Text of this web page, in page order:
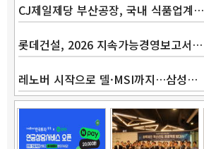
CJ제일제당 부산공장, 국내 식품업계…
롯데건설, 2026 지속가능경영보고서…
레노버 시작으로 델·MSI까지…삼성…